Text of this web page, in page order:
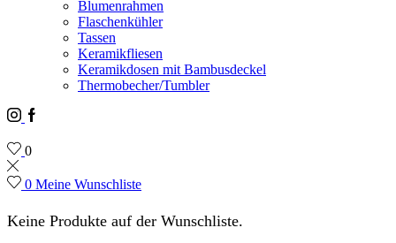
Blumenrahmen
Flaschenkühler
Tassen
Keramikfliesen
Keramikdosen mit Bambusdeckel
Thermobecher/Tumbler
Instagram
Facebook
0
0 Meine Wunschliste
Keine Produkte auf der Wunschliste.